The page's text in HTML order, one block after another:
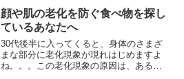
んでいるといわれる便秘は、「がん」
「うつ病」「心筋梗塞」など...
顔や肌の老化を防ぐ食べ物を探し
ているあなたへ
30代後半に入ってくると、身体のさまざ
まな部分に老化現象が現れはじめますよ
ね。。。この老化現象の原因は、ある要